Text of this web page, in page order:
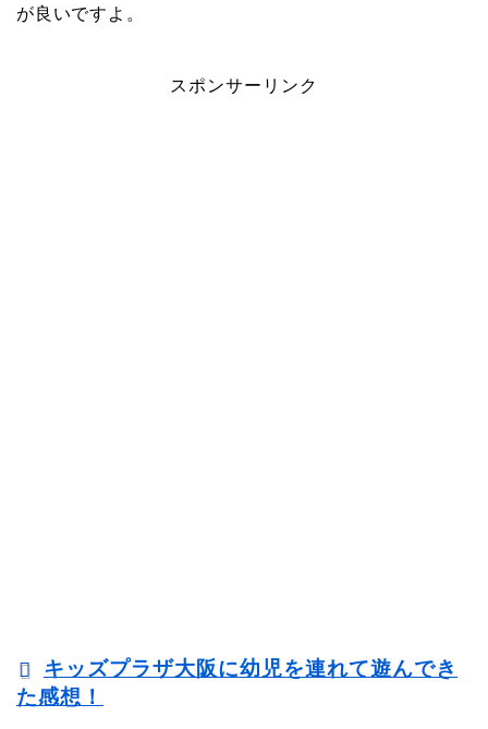
が良いですよ。
スポンサーリンク
キッズプラザ大阪に幼児を連れて遊んでき
た感想！